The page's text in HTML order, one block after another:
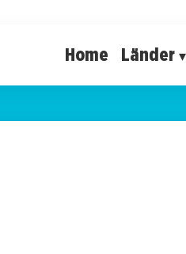
Home Länder